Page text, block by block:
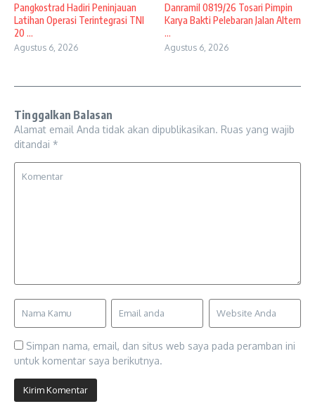
Pangkostrad Hadiri Peninjauan
Latihan Operasi Terintegrasi TNI
20 ...
Agustus 6, 2026
Danramil 0819/26 Tosari Pimpin
Karya Bakti Pelebaran Jalan Altern
...
Agustus 6, 2026
Tinggalkan Balasan
Alamat email Anda tidak akan dipublikasikan. Ruas yang wajib
ditandai *
Simpan nama, email, dan situs web saya pada peramban ini
untuk komentar saya berikutnya.